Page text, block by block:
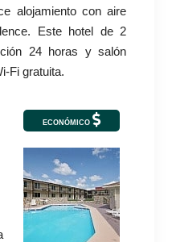
alojamiento con aire
Este hotel de 2
24 horas y salón
Fi gratuita.
ECONÓMICO